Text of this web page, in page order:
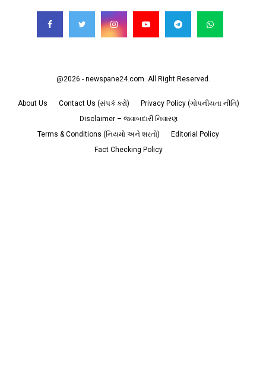
@2026 - newspane24.com. All Right Reserved.
About Us Contact Us (સંપર્ક કરો)
Privacy Policy (ગોપનીયતા નીતિ)
Disclaimer – જવાબદારી નિવારણ
Terms & Conditions (નિયમો અને શરતો)
Editorial Policy
Fact Checking Policy